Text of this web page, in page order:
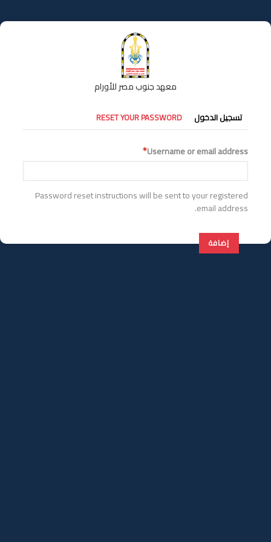
إلى
المحتوى
معهد جنوب مصر للأورام
التبويبات
الأساسية
تسجيل الدخول RESET YOUR PASSWORD
Username or email address
Password reset instructions will be sent to your registered
email address.